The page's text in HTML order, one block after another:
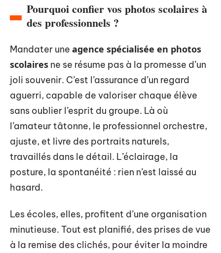
Pourquoi confier vos photos scolaires à
des professionnels ?
Mandater une agence spécialisée en photos
scolaires ne se résume pas à la promesse d’un
joli souvenir. C’est l’assurance d’un regard
aguerri, capable de valoriser chaque élève
sans oublier l’esprit du groupe. Là où
l’amateur tâtonne, le professionnel orchestre,
ajuste, et livre des portraits naturels,
travaillés dans le détail. L’éclairage, la
posture, la spontanéité : rien n’est laissé au
hasard.
Les écoles, elles, profitent d’une organisation
minutieuse. Tout est planifié, des prises de vue
à la remise des clichés, pour éviter la moindre